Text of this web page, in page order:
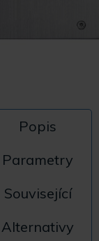
Popis
Parametry
Související
Alternativy